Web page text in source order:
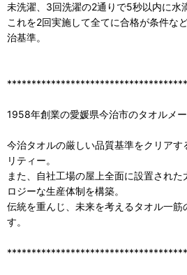
未洗濯、3回洗濯の2通りで5秒以内に水
これを2回実施して全てに合格が条件な
治基準。
1958年創業の愛媛県今治市のタオルメー
今治タオルの厳しい品質基準をクリアす
リティー。
また、自社工場の屋上全面に設置され
ロジーな生産体制を構築。
伝統を重んじ、未来を考えるタオル一
す。